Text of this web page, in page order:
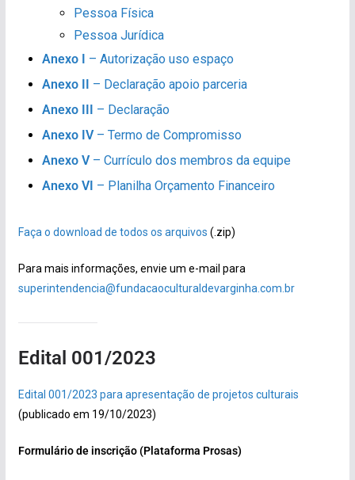
Pessoa Física
Pessoa Jurídica
Anexo I – Autorização uso espaço
Anexo II – Declaração apoio parceria
Anexo III – Declaração
Anexo IV– Termo de Compromisso
Anexo V– Currículo dos membros da equipe
Anexo VI – Planilha Orçamento Financeiro
Faça o download de todos os arquivos (.zip)
Para mais informações, envie um e-mail para
superintendencia@fundacaoculturaldevarginha.com.br
Edital 001/2023
Edital 001/2023 para apresentação de projetos culturais
(publicado em 19/10/2023)
Formulário de inscrição (Plataforma Prosas)